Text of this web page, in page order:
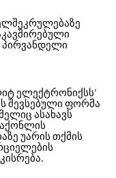
პირვანდელი
ელექტრონიქსს’
შევსებული ფორმა
ასახავს
უარის თქმის